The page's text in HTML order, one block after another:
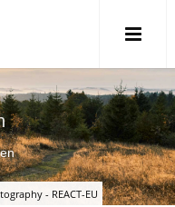
- REACT-EU